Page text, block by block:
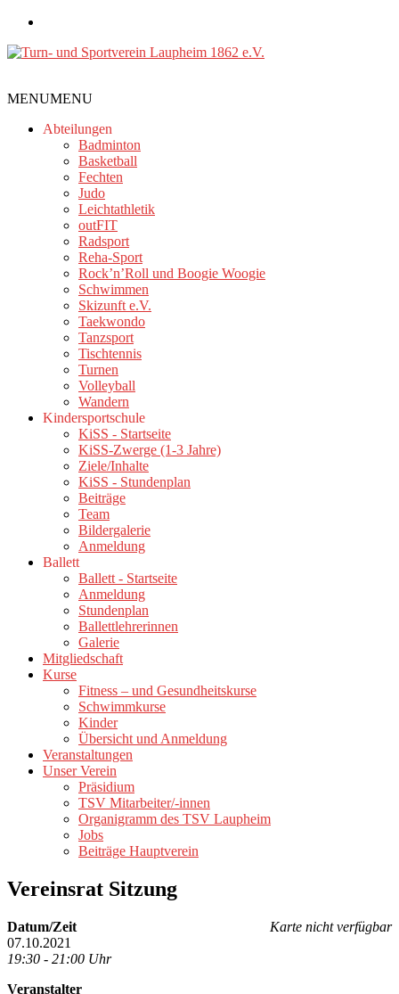
Zum
springen
und
Sportverein
Laupheim
MENUMENU
Abteilungen
Badminton
Basketball
Fechten
Judo
Leichtathletik
outFIT
Radsport
Reha-Sport
Rock’n’Roll und Boogie Woogie
Schwimmen
Skizunft e.V.
Taekwondo
Tanzsport
Tischtennis
Turnen
Volleyball
Wandern
Kindersportschule
KiSS - Startseite
KiSS-Zwerge (1-3 Jahre)
Ziele/Inhalte
KiSS - Stundenplan
Beiträge
Team
Bildergalerie
Anmeldung
Ballett
Ballett - Startseite
Anmeldung
Stundenplan
Ballettlehrerinnen
Galerie
Mitgliedschaft
Kurse
Fitness – und Gesundheitskurse
Schwimmkurse
Kinder
Übersicht und Anmeldung
Veranstaltungen
Unser Verein
Präsidium
TSV Mitarbeiter/-innen
Organigramm des TSV Laupheim
Jobs
Beiträge Hauptverein
Vereinsrat Sitzung
Karte nicht verfügbar
Datum/Zeit
07.10.2021
19:30 - 21:00 Uhr
Veranstalter